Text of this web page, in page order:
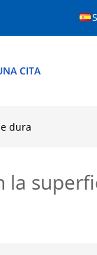
CITA
dura
la